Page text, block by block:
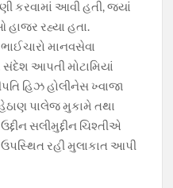
કરવામાં આવી હતી, જ્યાં
રહ્યા હતા.
માનવસેવા
સંદેશ આપતી મોટામિયાં
હિઝ હોલીનેસ ખ્વાજા
પાલેજ મુકામે તથા
સલીમુદ્દીન ચિશ્તીએ
ઉપસ્થિત રહી મુલાકાત આપી